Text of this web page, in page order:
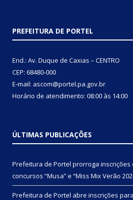
PREFEITURA DE PORTEL
End.: Av. Duque de Caxias – CENTRO
CEP: 68480-000
E-mail: ascom@portel.pa.gov.br
Horário de atendimento: 08:00 às 14:00
ÚLTIMAS PUBLICAÇÕES
Prefeitura de Portel prorroga
concursos “Musa” e “Miss Mix Verão
Prefeitura de Portel abre inscrições